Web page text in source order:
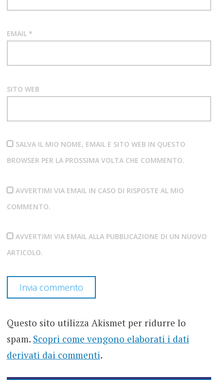
VELVET
UNDERGROUND
EMAIL *
SITO WEB
SALVA IL MIO NOME, EMAIL E SITO WEB IN QUESTO
BROWSER PER LA PROSSIMA VOLTA CHE COMMENTO.
AVVERTIMI VIA EMAIL IN CASO DI RISPOSTE AL MIO
COMMENTO.
AVVERTIMI VIA EMAIL ALLA PUBBLICAZIONE DI UN NUOVO
ARTICOLO.
Questo sito utilizza Akismet per ridurre lo
spam. Scopri come vengono elaborati i dati
derivati dai commenti.